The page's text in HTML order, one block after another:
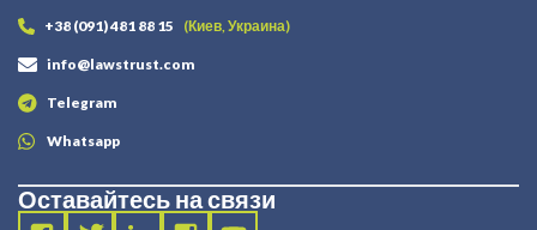
+38 (091) 481 88 15 (Киев, Украина)
info@lawstrust.com
Telegram
Whatsapp
Оставайтесь на связи